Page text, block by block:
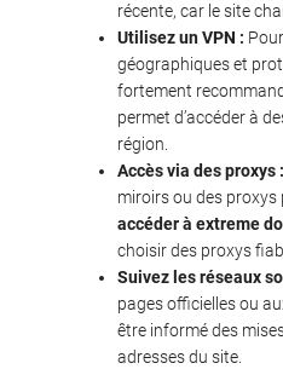
récente, car le site
Utilisez un VPN :
géographiques et
fortement
permet d’accéder à
région.
Accès via des proxys :
miroirs ou des
accéder à extreme
choisir des proxys
Suivez les réseaux
pages officielles ou
être informé des
adresses du site.